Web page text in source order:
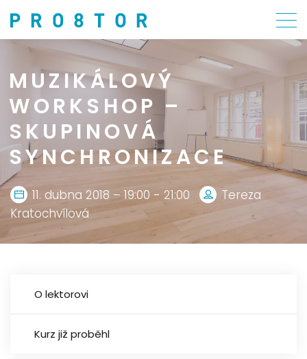
MUZIKÁLOVÝ
WORKSHOP –
SKUPINOVÁ
SYNCHRONIZACE
11. dubna 2018 – 19:00 - 21:00
Tereza
Kratochvílová
O lektorovi
Kurz již proběhl